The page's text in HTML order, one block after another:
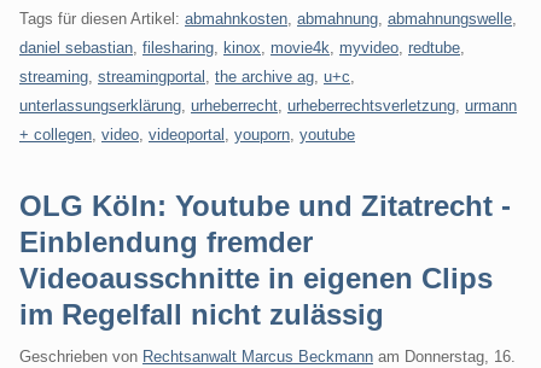
Tags für diesen Artikel: abmahnkosten abmahnung abmahnungswelle
daniel sebastian filesharing kinox movie4k myvideo redtube
streaming streamingportal the archive ag u+c
unterlassungserklärung urheberrecht urheberrechtsverletzung urmann
+ collegen video videoportal youporn youtube
OLG Köln: Youtube und Zitatrecht -
Einblendung fremder
Videoausschnitte in eigenen Clips
im Regelfall nicht zulässig
Geschrieben von Rechtsanwalt Marcus Beckmann am Donnerstag, 16.